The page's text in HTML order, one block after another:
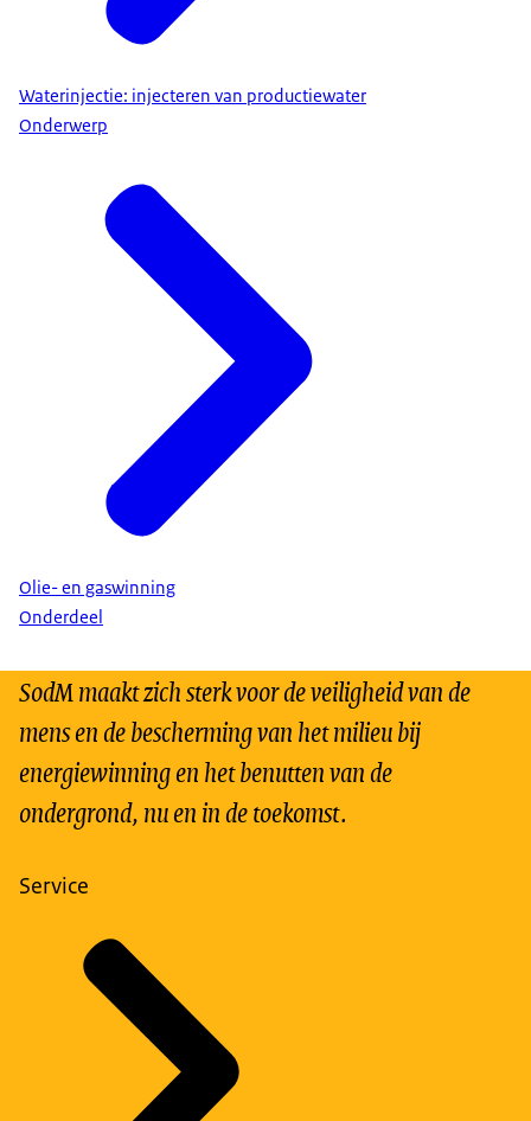
Waterinjectie: injecteren van productiewater
Onderwerp
Olie- en gaswinning
Onderdeel
SodM maakt zich sterk voor de veiligheid van de
mens en de bescherming van het milieu bij
energiewinning en het benutten van de
ondergrond, nu en in de toekomst.
Service